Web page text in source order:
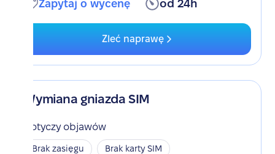
Zapytaj o wycenę od 24h
Zleć naprawę
Wymiana gniazda SIM
Dotyczy objawów
Brak zasięgu
Brak karty SIM